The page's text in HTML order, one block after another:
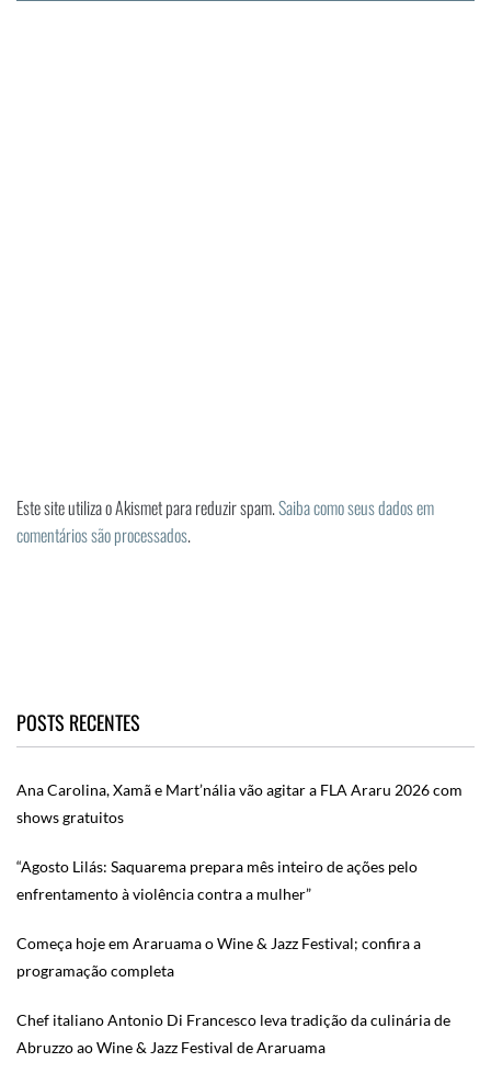
Este site utiliza o Akismet para reduzir spam.Saiba como seus dados em
comentários são processados.
POSTS RECENTES
Ana Carolina, Xamã e Mart’nália vão agitar a FLA Araru 2026 com
shows gratuitos
“Agosto Lilás: Saquarema prepara mês inteiro de ações pelo
enfrentamento à violência contra a mulher”
Começa hoje em Araruama o Wine & Jazz Festival; confira a
programação completa
Chef italiano Antonio Di Francesco leva tradição da culinária de
Abruzzo ao Wine & Jazz Festival de Araruama